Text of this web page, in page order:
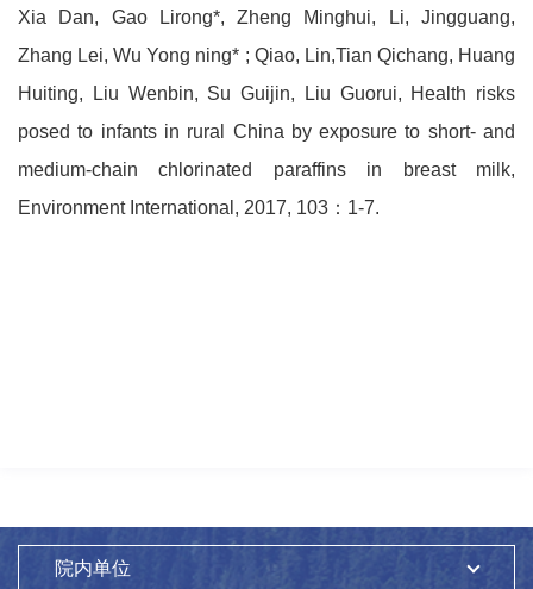
Xia Dan, Gao Lirong*, Zheng Minghui, Li, Jingguang,
Zhang Lei, Wu Yong ning* ; Qiao, Lin,Tian Qichang, Huang
Huiting, Liu Wenbin, Su Guijin, Liu Guorui, Health risks
posed to infants in rural China by exposure to short- and
medium-chain chlorinated paraffins in breast milk,
Environment International, 2017, 103：1-7.
院内单位